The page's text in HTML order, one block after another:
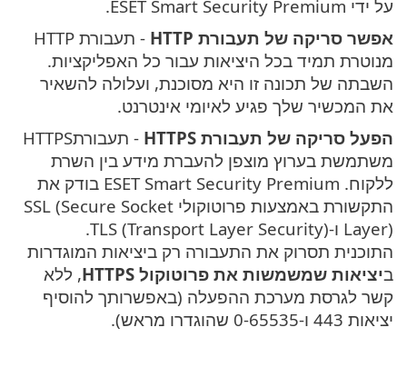
על ידי ESET Smart Security Premium.
אפשר סריקה של תעבורת HTTP
- תעבורת HTTP
מנוטרת תמיד בכל היציאות עבור כל האפליקציות.
השבתה של תכונה זו היא מסוכנת, ועלולה להשאיר
את המכשיר שלך פגיע לאיומי אינטרנט.
הפעל סריקה של תעבורת HTTPS
- תעבורתHTTPS
משתמשת בערוץ מוצפן להעברת מידע בין השרת
ללקוח. ESET Smart Security Premium בודק את
התקשורת באמצעות פרוטוקולי SSL (Secure Socket
Layer) ו-TLS (Transport Layer Security).
התוכנית תסרוק את התעבורה רק ביציאות המוגדרות
ביציאות שמשמשות את פרוטוקול HTTPS
, ללא
קשר לגרסת מערכת ההפעלה (באפשרותך להוסיף
יציאות 443 ו-0-65535 שהוגדרו מראש).